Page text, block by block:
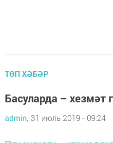
ТӨП ХӘБӘР
Басуларда – хезмәт
admin, 31 июль 2019 - 09:24